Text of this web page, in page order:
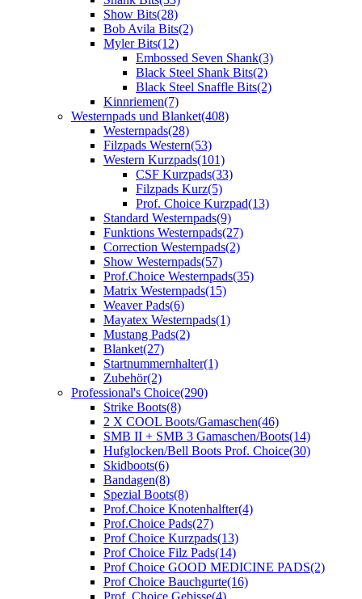
Show Bits(28)
Bob Avila Bits(2)
Myler Bits(12)
Embossed Seven Shank(3)
Black Steel Shank Bits(2)
Black Steel Snaffle Bits(2)
Kinnriemen(7)
Westernpads und Blanket(408)
Westernpads(28)
Filzpads Western(53)
Western Kurzpads(101)
CSF Kurzpads(33)
Filzpads Kurz(5)
Prof. Choice Kurzpad(13)
Standard Westernpads(9)
Funktions Westernpads(27)
Correction Westernpads(2)
Show Westernpads(57)
Prof.Choice Westernpads(35)
Matrix Westernpads(15)
Weaver Pads(6)
Mayatex Westernpads(1)
Mustang Pads(2)
Blanket(27)
Startnummernhalter(1)
Zubehör(2)
Professional's Choice(290)
Strike Boots(8)
2 X COOL Boots/Gamaschen(46)
SMB II + SMB 3 Gamaschen/Boots(14)
Hufglocken/Bell Boots Prof. Choice(30)
Skidboots(6)
Bandagen(8)
Spezial Boots(8)
Prof.Choice Knotenhalfter(4)
Prof.Choice Pads(27)
Prof Choice Kurzpads(13)
Prof Choice Filz Pads(14)
Prof Choice GOOD MEDICINE PADS(2)
Prof Choice Bauchgurte(16)
Prof. Choice Gebisse(4)